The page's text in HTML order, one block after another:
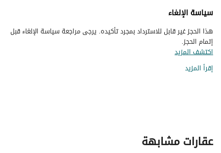
سياسة الإلغاء
هذا الحجز غير قابل للاسترداد بمجرد تأكيده. يرجى مراجعة سياسة الإلغاء قبل
إتمام الحجز.
اكتشف المزيد
إقرأ المزيد
عقارات مشابهة